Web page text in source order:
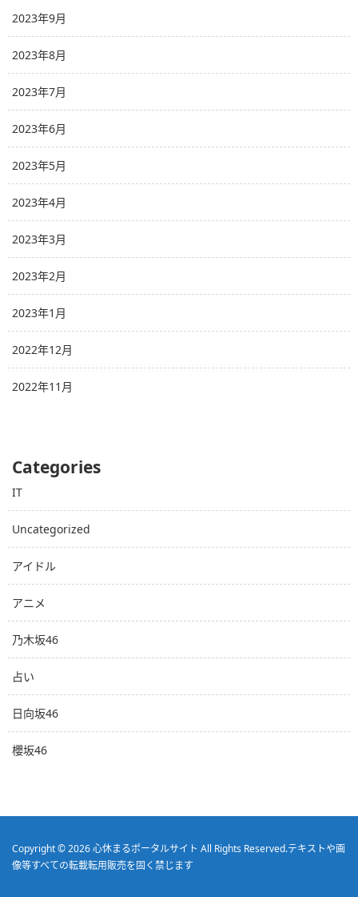
2023年9月
2023年8月
2023年7月
2023年6月
2023年5月
2023年4月
2023年3月
2023年2月
2023年1月
2022年12月
2022年11月
Categories
IT
Uncategorized
アイドル
アニメ
乃木坂46
占い
日向坂46
櫻坂46
Copyright © 2026心休まるポータルサイト All Rights Reserved.テキストや画
像等すべての転載転用販売を固く禁じます